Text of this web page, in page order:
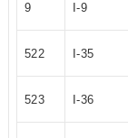
9 I-9
522 I-35
523 I-36